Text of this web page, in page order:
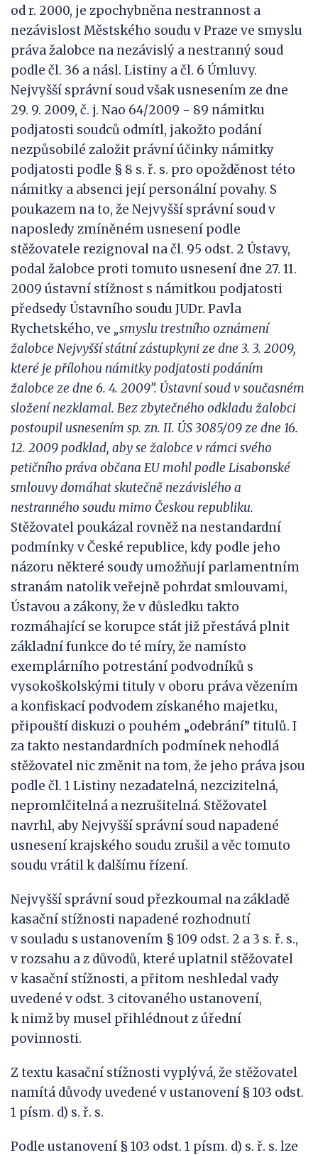
od r. 2000, je zpochybněna nestrannost a
nezávislost Městského soudu v Praze ve smyslu
práva žalobce na nezávislý a nestranný soud
podle čl. 36 a násl. Listiny a čl. 6 Úmluvy.
Nejvyšší správní soud však usnesením ze dne
29. 9. 2009, č. j. Nao 64/2009 - 89 námitku
podjatosti soudců odmítl, jakožto podání
nezpůsobilé založit právní účinky námitky
podjatosti podle § 8 s. ř. s. pro opožděnost této
námitky a absenci její personální povahy. S
poukazem na to, že Nejvyšší správní soud v
naposledy zmíněném usnesení podle
stěžovatele rezignoval na čl. 95 odst. 2 Ústavy,
podal žalobce proti tomuto usnesení dne 27. 11.
2009 ústavní stížnost s námitkou podjatosti
předsedy Ústavního soudu JUDr. Pavla
Rychetského, ve „smyslu trestního oznámení
žalobce Nejvyšší státní zástupkyni ze dne 3. 3. 2009,
které je přílohou námitky podjatosti podáním
žalobce ze dne 6. 4. 2009”. Ústavní soud v současném
složení nezklamal. Bez zbytečného odkladu žalobci
postoupil usnesením sp. zn. II. ÚS3085/09 ze dne 16.
12. 2009 podklad, aby se žalobce v rámci svého
petičního práva občana EU mohl podle Lisabonské
smlouvy domáhat skutečně nezávislého a
nestranného soudu mimo Českou republiku.
Stěžovatel poukázal rovněž na nestandardní
podmínky v České republice, kdy podle jeho
názoru některé soudy umožňují parlamentním
stranám natolik veřejně pohrdat smlouvami,
Ústavou a zákony, že v důsledku takto
rozmáhající se korupce stát již přestává plnit
základní funkce do té míry, že namísto
exemplárního potrestání podvodníků s
vysokoškolskými tituly v oboru práva vězením
a konfiskací podvodem získaného majetku,
připouští diskuzi o pouhém „odebrání” titulů. I
za takto nestandardních podmínek nehodlá
stěžovatel nic změnit na tom, že jeho práva jsou
podle čl. 1 Listiny nezadatelná, nezcizitelná,
nepromlčitelná a nezrušitelná. Stěžovatel
navrhl, aby Nejvyšší správní soud napadené
usnesení krajského soudu zrušil a věc tomuto
soudu vrátil k dalšímu řízení.
Nejvyšší správní soud přezkoumal na základě
kasační stížnosti napadené rozhodnutí
v souladu s ustanovením § 109 odst. 2 a 3 s. ř. s.,
v rozsahu a z důvodů, které uplatnil stěžovatel
v kasační stížnosti, a přitom neshledal vady
uvedené v odst. 3 citovaného ustanovení,
k nimž by musel přihlédnout z úřední
povinnosti.
Z textu kasační stížnosti vyplývá, že stěžovatel
namítá důvody uvedené v ustanovení § 103 odst.
1 písm. d) s. ř. s.
Podle ustanovení § 103 odst. 1 písm. d) s. ř. s. lze